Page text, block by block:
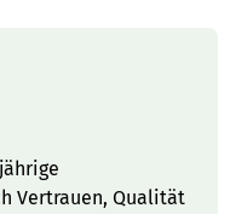
Vertrauen, Qualität